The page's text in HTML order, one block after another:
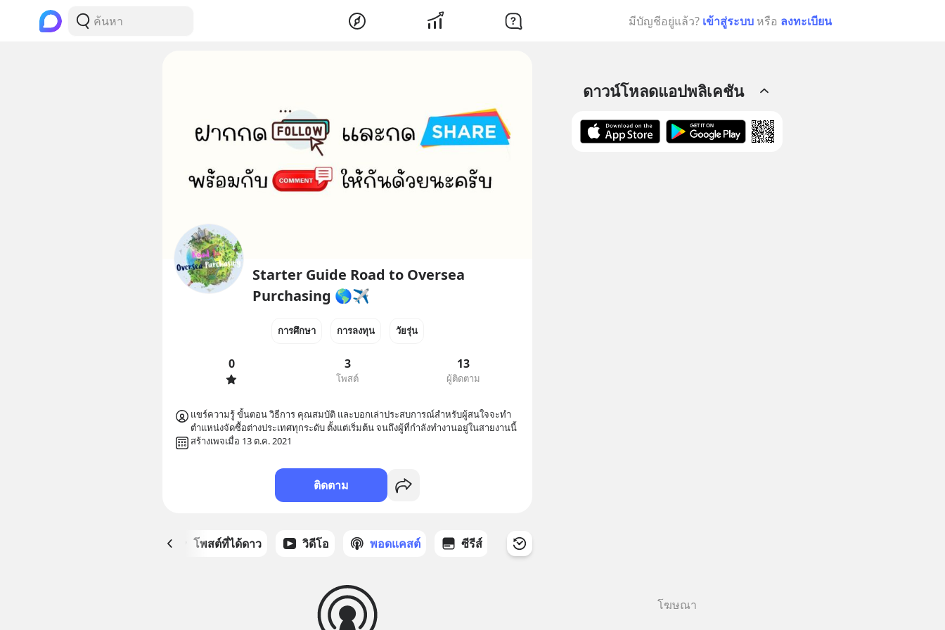
มีบัญชีอยู่แล้ว? เข้าสู่ระบบ หรือ ลงทะเบียน
Starter Guide Road to Oversea
Purchasing 🌎✈️
การศึกษา การลงทุน วัยรุ่น
0 3
โพสต์
13
ผู้ติดตาม
แขร์ความรู้ ขั้นตอน วิธีการ คุณสมบัติ และบอกเล่าประสบการณ์สำหรับผู้สนใจจะทำ
ตำแหน่งจัดซื้อต่างประเทศทุกระดับ ตั้งแต่เริ่มต้น จนถึงผู้ที่กำลังทำงานอยู่ในสายงานนี้
สร้างเพจเมื่อ 13 ต.ค. 2021
ติดตาม
โพสต์ที่ได้ดาว วิดีโอ พอดแคสต์ ซีรีส์
ดาวน์โหลดแอปพลิเคชัน
โฆษณา